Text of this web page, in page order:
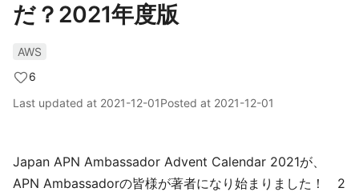
だ？2021年度版
AWS
6
Last updated at 2021-12-01Posted at 2021-12-01
Japan APN Ambassador Advent Calendar 2021が、
APN Ambassadorの皆様が著者になり始まりました！ 2